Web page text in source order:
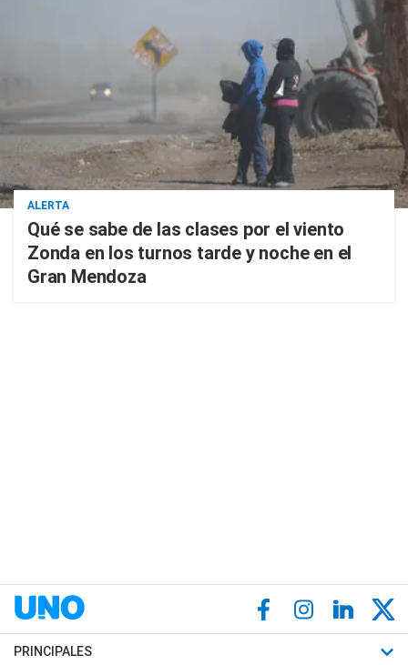
ALERTA
Qué se sabe de las clases por el viento
Zonda en los turnos tarde y noche en el
Gran Mendoza
PRINCIPALES